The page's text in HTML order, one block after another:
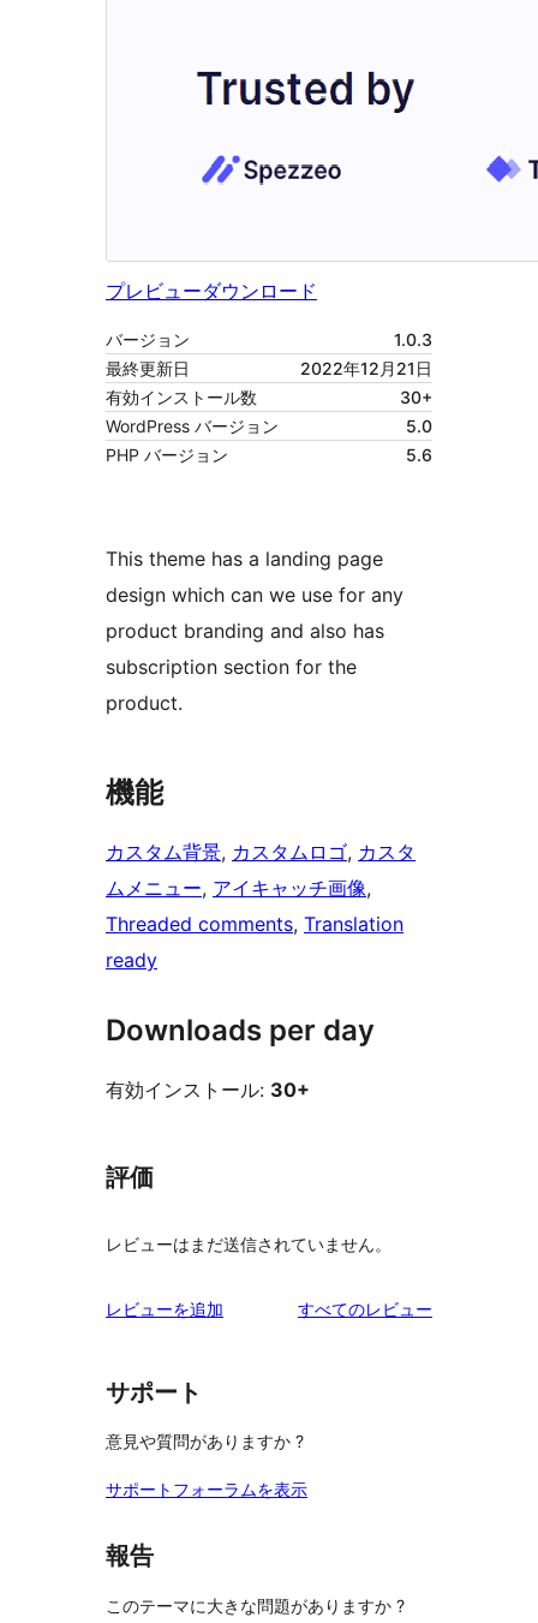
プレビューダウンロード
バージョン
1.0.3
最終更新日
2022年12月21日
有効インストール数
30+
WordPress バージョン
5.0
PHP バージョン
5.6
This theme has a landing page
design which can we use for any
product branding and also has
subscription section for the
product.
機能
カスタム背景, カスタムロゴ, カスタ
ムメニュー, アイキャッチ画像
Threaded comments, Translation
ready
Downloads per day
有効インストール: 30+
評価
レビューはまだ送信されていません。
レビューを追加 すべてのレビュー
サポート
意見や質問がありますか ?
サポートフォーラムを表示
報告
このテーマに大きな問題がありますか ?